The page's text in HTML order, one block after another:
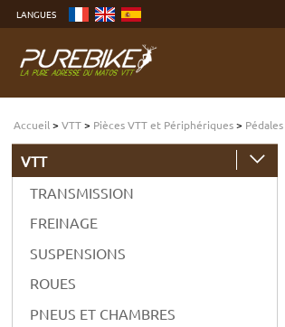
contenu
menu
Aller
LANGUES
Accueil >VTT> Pièces VTT et Périphériques> Pédales
VTT
TRANSMISSION
FREINAGE
SUSPENSIONS
ROUES
PNEUS ET CHAMBRES